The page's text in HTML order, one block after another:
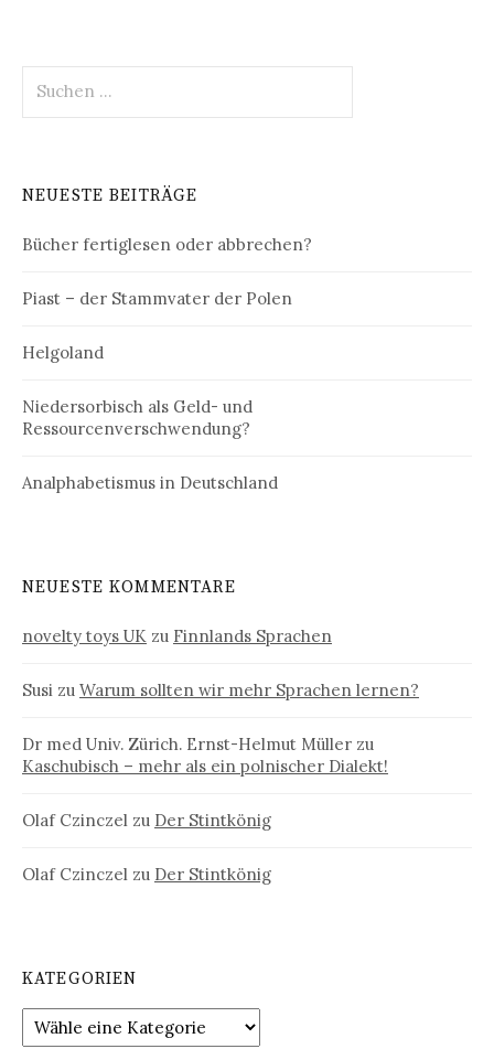
nach:
NEUESTE BEITRÄGE
Bücher fertiglesen oder abbrechen?
Piast – der Stammvater der Polen
Helgoland
Niedersorbisch als Geld- und
Ressourcenverschwendung?
Analphabetismus in Deutschland
NEUESTE KOMMENTARE
novelty toys UK zu Finnlands Sprachen
Susi zu Warum sollten wir mehr Sprachen lernen?
Dr med Univ. Zürich. Ernst-Helmut Müller zu
Kaschubisch – mehr als ein polnischer Dialekt!
Olaf Czinczel zu Der Stintkönig
Olaf Czinczel zu Der Stintkönig
KATEGORIEN